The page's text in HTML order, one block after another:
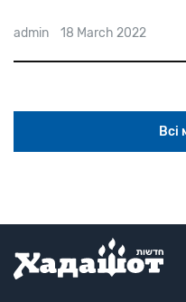
admin 18 March 2022
Всі